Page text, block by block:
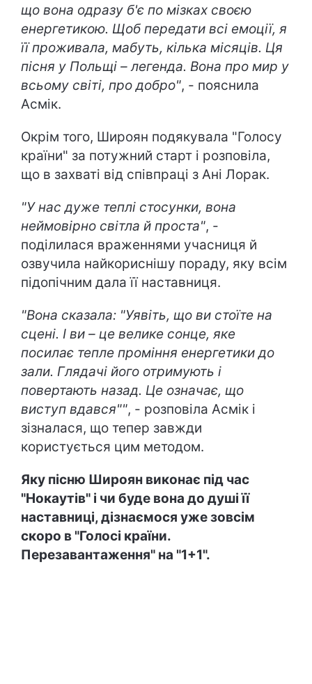
що вона одразу б'є по мізках своєю
енергетикою. Щоб передати всі емоції, я
її проживала, мабуть, кілька місяців. Ця
пісня у Польщі – легенда. Вона про мир у
всьому світі, про добро", - пояснила
Асмік.
Окрім того, Широян подякувала "Голосу
країни" за потужний старт і розповіла,
що в захваті від співпраці з Ані Лорак.
"У нас дуже теплі стосунки, вона
неймовірно світла й проста", -
поділилася враженнями учасниця й
озвучила найкориснішу пораду, яку всім
підопічним дала її наставниця.
"Вона сказала: "Уявіть, що ви стоїте на
сцені. І ви – це велике сонце, яке
посилає тепле проміння енергетики до
зали. Глядачі його отримують і
повертають назад. Це означає, що
виступ вдався"", - розповіла Асмік і
зізналася, що тепер завжди
користується цим методом.
Яку пісню Широян виконає під час
"Нокаутів" і чи буде вона до душі її
наставниці, дізнаємося уже зовсім
скоро в "Голосі країни.
Перезавантаження" на "1+1".